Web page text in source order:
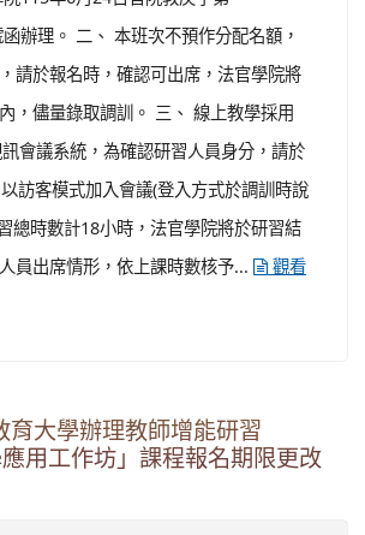
辦理。 二、 本班次不預作分配名額，
請於報名時，確認可出席，法官學院將
，儘量錄取調訓。 三、 線上教學採用
會議系統，為確認研習人員身分，請於
訪客模式加入會議(登入方式於調訓時說
總時數計18小時，法官學院將於研習結
員出席情形，依上課時數核予...
觀看
育大學辦理教師增能研習
應用工作坊」課程報名期限更改